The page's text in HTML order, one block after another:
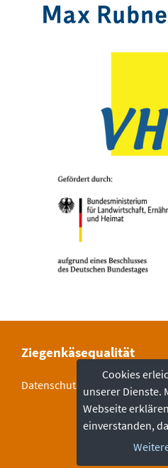
Cookies
unserer Dienste.
Webseite
einverstanden,
Ziegenkäsequalität
Datenschutz Impressum |